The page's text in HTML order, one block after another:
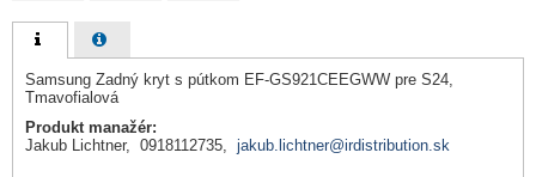
Samsung Zadný kryt s pútkom EF-GS921CEEGWW pre S24,
Tmavofialová
Produkt manažér:
Jakub Lichtner, 0918112735, jakub.lichtner@irdistribution.sk